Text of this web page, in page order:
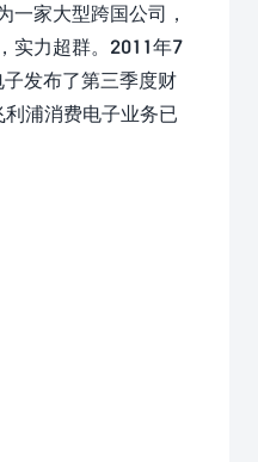
家大型跨国公司，
实力超群。2011年7
发布了第三季度财
浦消费电子业务已